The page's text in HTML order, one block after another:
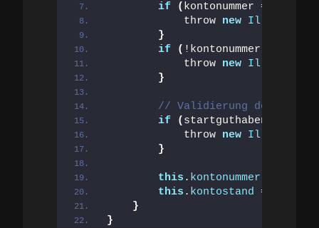
if
( kontonummer ==
            throw
new
}
if
( !kontonummer.
            throw
new
}
// Validierung des
if
( startguthaben
            throw
new
}
this . kontonummer
this . kontostand =
}
}